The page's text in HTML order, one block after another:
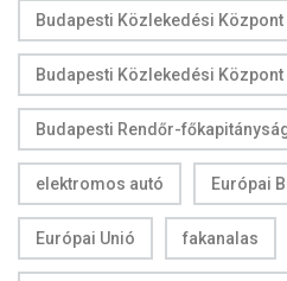
Budapesti Közlekedési Központ
Budapesti Közlekedési Központ
Budapesti Rendőr-
elektromos autó Európai
Európai Unió fakanalas